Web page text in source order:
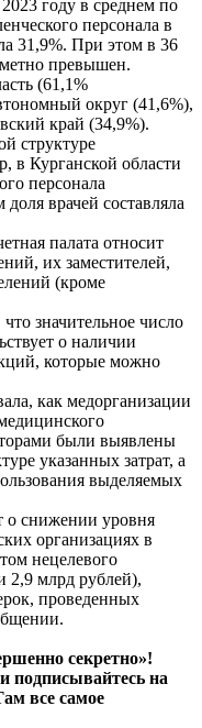
году в среднем по
персонала в
31,9%. При этом в 36
превышен.
(61,1%
округ (41,6%),
край (34,9%).
структуре
в Курганской области
персонала
врачей составляла
палата относит
их заместителей,
(кроме
значительное число
о наличии
которые можно
как медорганизации
были выявлены
указанных затрат, а
выделяемых
о снижении уровня
организациях в
нецелевого
2,9 млрд рублей),
проведенных
секретно»!
и подписывайтесь на
все самое